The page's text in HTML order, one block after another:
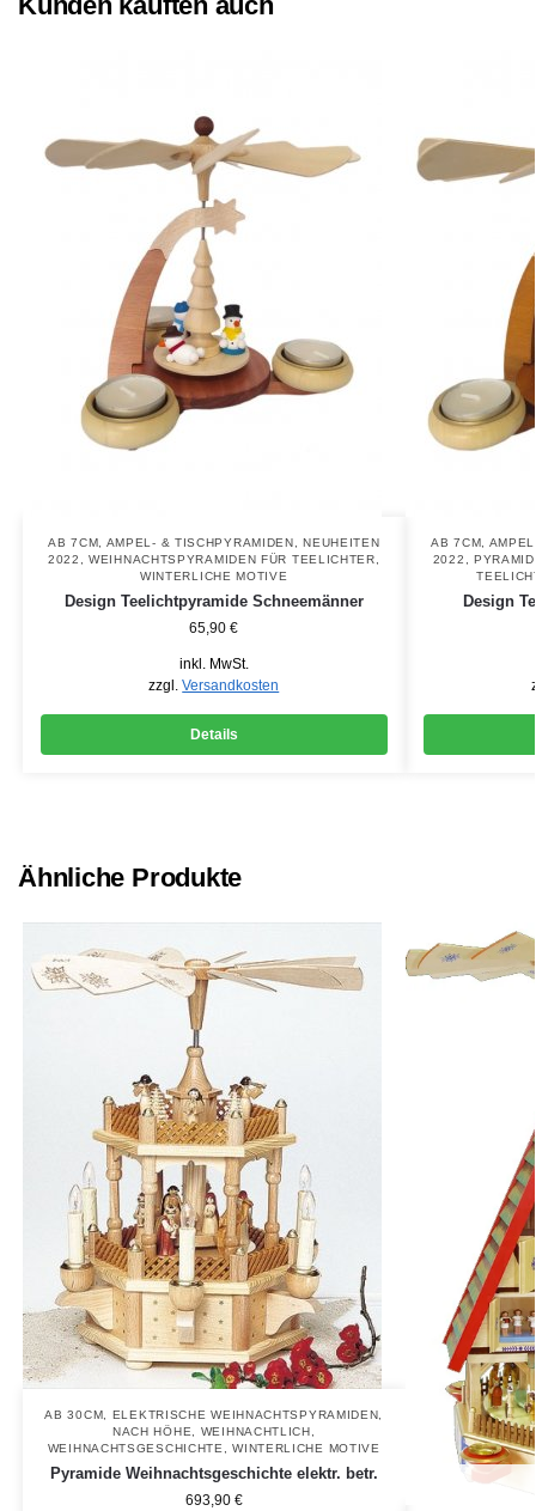
AB 7CM AMPEL- & TISCHPYRAMIDEN ,NEUHEITEN
2022
,WEIHNACHTSPYRAMIDEN FÜR TEELICHTER
WINTERLICHE MOTIVE
Design Teelichtpyramide Schneemänner
65,90€
inkl. MwSt.
zzgl.Versandkosten
Details
AB 7CM
2022
Design
Ähnliche Produkte
AB 30CM ELEKTRISCHE WEIHNACHTSPYRAMIDEN
NACH HÖHE
WEIHNACHTLICH
WEIHNACHTSGESCHICHTE
,WINTERLICHE MOTIVE
Pyramide Weihnachtsgeschichte elektr. betr.
693,90 €